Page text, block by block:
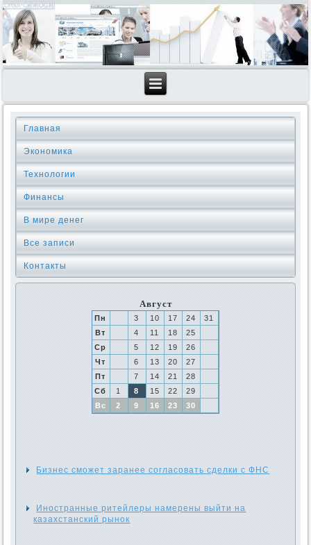
Главная
Экономика
Технологии
Финансы
В мире денег
Все записи
Контакты
Август
Пн 3 10 17 24
31
Вт
4 11 18
25
Ср
5 12 19
26
Чт
6 13 20
27
Пт
7 14 21
28
Сб
1 8 15 22
29
Вс
2 9 16 23 30
Бизнес сможет заранее согласовать сделки с ФНС
Иностранные ритейлеры намерены выйти на
казахстанский рынок